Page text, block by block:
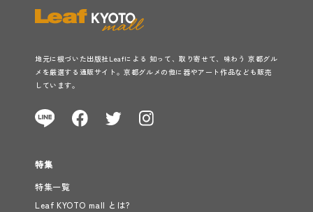
地元に根づいた出版社Leafによる 知って、取り寄せて、味わう 京都グル
メを厳選する通販サイト。京都グルメの他に器やアート作品なども販売
しています。
特集
特集一覧
Leaf KYOTO mall とは?